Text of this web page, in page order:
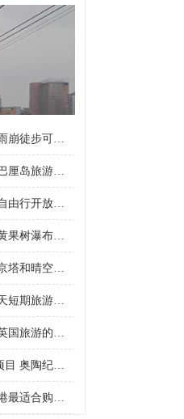
冬天雨崩徒步合适吗 冬天雨崩徒步可以吗
巴厘岛旅游必备物品清单 巴厘岛旅游要准备什么东西
台湾自由行开放城市 台湾自由行开放城市有哪些
黄果树瀑布一天能玩完吗 黄果树瀑布一天时间够玩吗
晴空塔和东京塔哪个高 东京塔和晴空塔哪个更值得去
3天2夜可以去哪里旅游 三天短期旅游的好地方
英国适合几月份去旅行 去英国旅游的最佳月份
万盛奥陶纪门票包含哪些项目 奥陶纪门票是通票吗
香港有什么购物的地方 香港最适合购物的地方